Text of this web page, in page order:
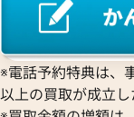
※電話予約特典は、
以上の買取が成立し